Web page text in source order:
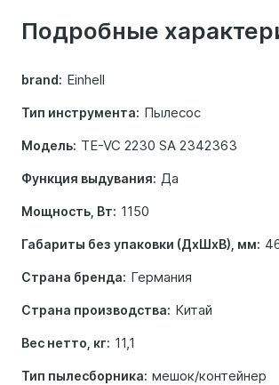
товаре
Подробные
brand: Einhell
Тип инструмента: Пылесос
Модель: TE-VC 2230 SA 2342363
Функция выдувания: Да
Мощность, Вт: 1150
Габариты без упаковки (ДхШхВ), мм:
Страна бренда: Германия
Страна производства: Китай
Вес нетто, кг: 11,1
Тип пылесборника: мешок/контейнер